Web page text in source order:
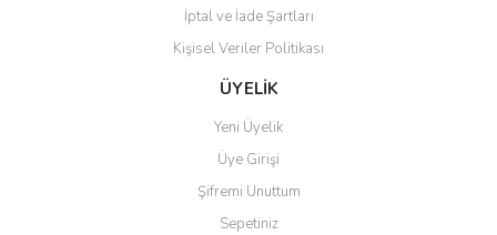
Gönder
İptal ve İade Şartları
Kişisel Veriler Politikası
ÜYELİK
Yeni Üyelik
Üye Girişi
Şifremi Unuttum
Sepetiniz